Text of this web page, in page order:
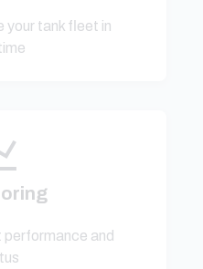
your tank fleet in
performance and